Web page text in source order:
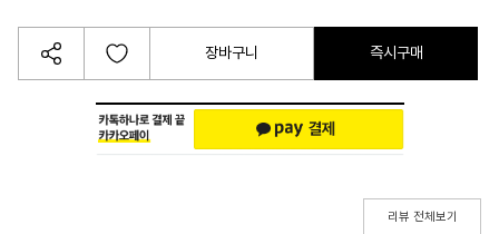
장바구니 즉시구매
리뷰 전체보기